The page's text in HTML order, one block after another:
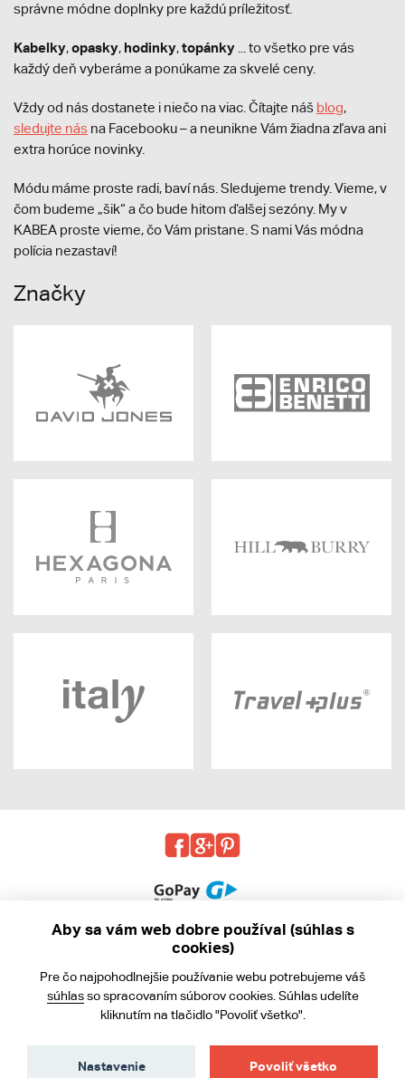
správne módne doplnky pre každú príležitosť.
Kabelky,opasky, hodinky,topánky ... to všetko pre vás
každý deň vyberáme a ponúkame za skvelé ceny.
Vždy od nás dostanete i niečo na viac. Čítajte náš blog,
sledujte nás na Facebooku – a neunikne Vám žiadna zľava ani
extra horúce novinky.
Módu máme proste radi, baví nás. Sledujeme trendy. Vieme, v
čom budeme „šik“ a čo bude hitom ďalšej sezóny. My v
KABEA proste vieme, čo Vám pristane. S nami Vás módna
polícia nezastaví!
Značky
Obchodné podmienky
Ochrana osobných údajov
Aby sa vám web dobre používal (súhlas s
cookies)
Pre čo najpohodlnejšie používanie webu potrebujeme váš
súhlasso spracovaním súborov cookies. Súhlas udelíte
kliknutím na tlačidlo "Povoliť všetko".
Povoliť všetko
Nastavenie